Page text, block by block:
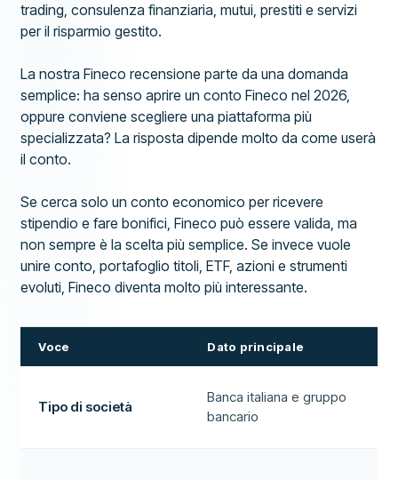
trading, consulenza finanziaria, mutui, prestiti e servizi
per il risparmio gestito.
La nostra Fineco recensione parte da una domanda
semplice: ha senso aprire un conto Fineco nel 2026,
oppure conviene scegliere una piattaforma più
specializzata? La risposta dipende molto da come userà
il conto.
Se cerca solo un conto economico per ricevere
stipendio e fare bonifici, Fineco può essere valida, ma
non sempre è la scelta più semplice. Se invece vuole
unire conto, portafoglio titoli, ETF, azioni e strumenti
evoluti, Fineco diventa molto più interessante.
Voce Dato principale
Tipo di società
Banca italiana e gruppo
bancario